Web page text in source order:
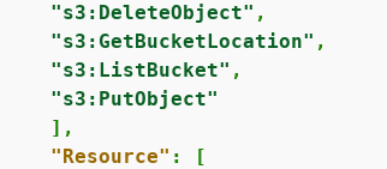
"s3:DeleteObject" ,
"s3:GetBucketLocation" ,
"s3:ListBucket" ,
"s3:PutObject"
    ],
"Resource" : [